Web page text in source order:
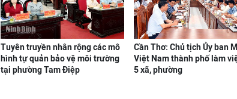
Tuyên truyền nhân rộng các mô
hình tự quản bảo vệ môi trường
tại phường Tam Điệp
Cần Thơ: Chủ tịch Ủy ban
Việt Nam thành phố làm
5 xã, phường